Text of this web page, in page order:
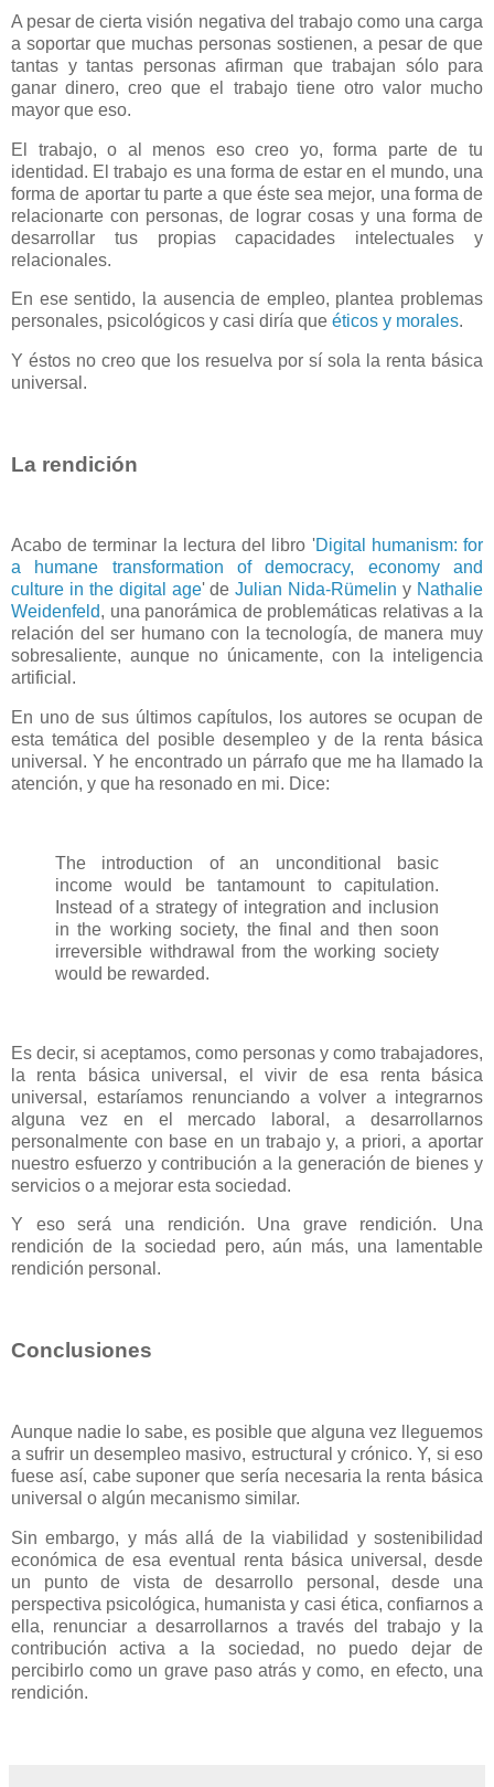
A pesar de cierta visión negativa del trabajo como una carga
a soportar que muchas personas sostienen, a pesar de que
tantas y tantas personas afirman que trabajan sólo para
ganar dinero, creo que el trabajo tiene otro valor mucho
mayor que eso.
El trabajo, o al menos eso creo yo, forma parte de tu
identidad. El trabajo es una forma de estar en el mundo, una
forma de aportar tu parte a que éste sea mejor, una forma de
relacionarte con personas, de lograr cosas y una forma de
desarrollar tus propias capacidades intelectuales y
relacionales.
En ese sentido, la ausencia de empleo, plantea problemas
personales, psicológicos y casi diría que éticos y morales.
Y éstos no creo que los resuelva por sí sola la renta básica
universal.
La rendición
Acabo de terminar la lectura del libro 'Digital humanism: for
a humane transformation of democracy, economy and
culture in the digital age' deJulian Nida-Rümelin y Nathalie
Weidenfeld, una panorámica de problemáticas relativas a la
relación del ser humano con la tecnología, de manera muy
sobresaliente, aunque no únicamente, con la inteligencia
artificial.
En uno de sus últimos capítulos, los autores se ocupan de
esta temática del posible desempleo y de la renta básica
universal. Y he encontrado un párrafo que me ha llamado la
atención, y que ha resonado en mi. Dice:
The introduction of an unconditional basic
income would be tantamount to capitulation.
Instead of a strategy of integration and inclusion
in the working society, the final and then soon
irreversible withdrawal from the working society
would be rewarded.
Es decir, si aceptamos, como personas y como trabajadores,
la renta básica universal, el vivir de esa renta básica
universal, estaríamos renunciando a volver a integrarnos
alguna vez en el mercado laboral, a desarrollarnos
personalmente con base en un trabajo y, a priori, a aportar
nuestro esfuerzo y contribución a la generación de bienes y
servicios o a mejorar esta sociedad.
Y eso será una rendición. Una grave rendición. Una
rendición de la sociedad pero, aún más, una lamentable
rendición personal.
Conclusiones
Aunque nadie lo sabe, es posible que alguna vez lleguemos
a sufrir un desempleo masivo, estructural y crónico. Y, si eso
fuese así, cabe suponer que sería necesaria la renta básica
universal o algún mecanismo similar.
Sin embargo, y más allá de la viabilidad y sostenibilidad
económica de esa eventual renta básica universal, desde
un punto de vista de desarrollo personal, desde una
perspectiva psicológica, humanista y casi ética, confiarnos a
ella, renunciar a desarrollarnos a través del trabajo y la
contribución activa a la sociedad, no puedo dejar de
percibirlo como un grave paso atrás y como, en efecto, una
rendición.